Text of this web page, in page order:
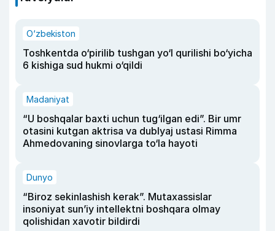
O‘zbekiston
Toshkentda o‘pirilib tushgan yo‘l qurilishi bo‘yicha
6 kishiga sud hukmi o‘qildi
Madaniyat
“U boshqalar baxti uchun tug‘ilgan edi”. Bir umr
otasini kutgan aktrisa va dublyaj ustasi Rimma
Ahmedovaning sinovlarga to‘la hayoti
Dunyo
“Biroz sekinlashish kerak”. Mutaxassislar
insoniyat sun’iy intellektni boshqara olmay
qolishidan xavotir bildirdi